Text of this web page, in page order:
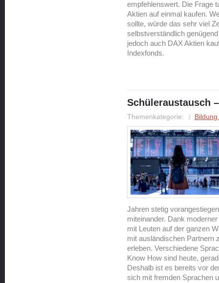
empfehlenswert. Die Frage
Aktien auf einmal kaufen.
sollte, würde das sehr viel
selbstverständlich
jedoch auch DAX Aktien
Indexfonds.
Schüleraustausch
Themenkategorie:
Jahren stetig
miteinander. Dank
mit Leuten auf der ganzen
mit ausländischen Partnern
erleben. Verschiedene
Know How sind heute,
Deshalb ist es bereits vor
sich mit fremden Sprachen